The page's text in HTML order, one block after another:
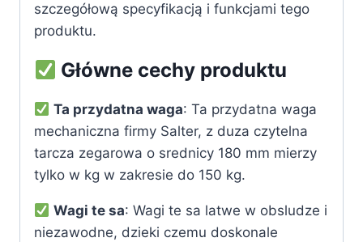
szczegółową specyfikacją i funkcjami tego
produktu.
Główne cechy produktu
Ta przydatna waga: Ta przydatna waga
mechaniczna firmy Salter, z duza czytelna
tarcza zegarowa o srednicy 180 mm mierzy
tylko w kg w zakresie do 150 kg.
Wagi te sa: Wagi te sa latwe w obsludze i
niezawodne, dzieki czemu doskonale